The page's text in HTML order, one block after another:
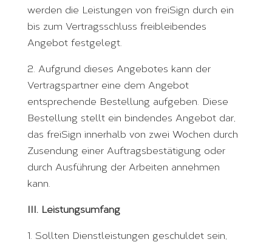
werden die Leistungen von freiSign durch ein
bis zum Vertragsschluss freibleibendes
Angebot festgelegt.
2. Aufgrund dieses Angebotes kann der
Vertragspartner eine dem Angebot
entsprechende Bestellung aufgeben. Diese
Bestellung stellt ein bindendes Angebot dar,
das freiSign innerhalb von zwei Wochen durch
Zusendung einer Auftragsbestätigung oder
durch Ausführung der Arbeiten annehmen
kann.
III. Leistungsumfang
1. Sollten Dienstleistungen geschuldet sein,